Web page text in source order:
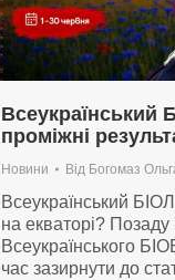
Всеукраїнський
проміжні
Новини Від Богомаз
Всеукраїнський
на екваторі?
Всеукраїнського
час зазирнути до